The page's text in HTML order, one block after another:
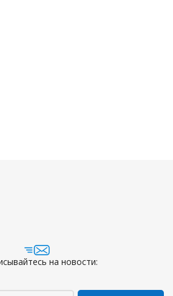
на новости: